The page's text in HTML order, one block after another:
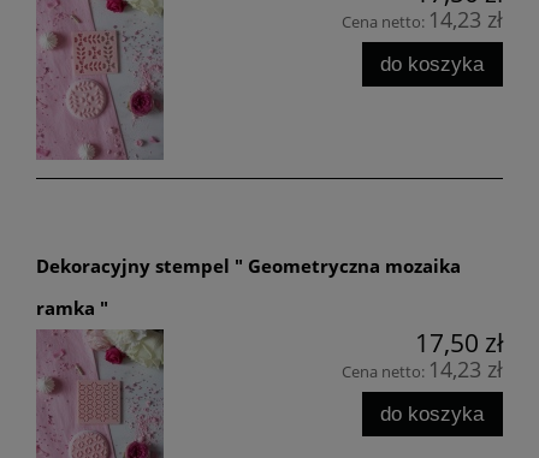
Cena netto: 14,23 zł
do koszyka
Dekoracyjny stempel " Geometryczna mozaika
ramka "
17,50 zł
Cena netto: 14,23 zł
do koszyka